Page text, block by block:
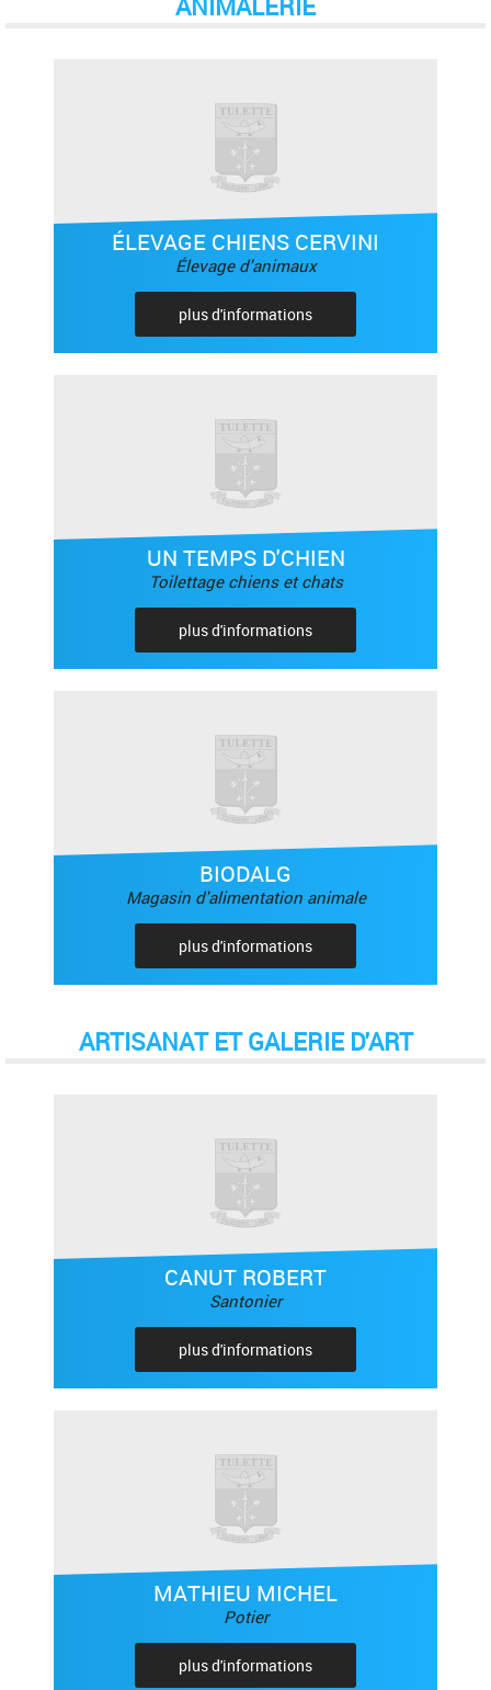
ÉLEVAGE CHIENS CERVINI
Élevage d'animaux
plus d'informations
UN TEMPS D'CHIEN
Toilettage chiens et chats
plus d'informations
BIODALG
Magasin d'alimentation animale
plus d'informations
ARTISANAT ET GALERIE D'ART
CANUT ROBERT
Santonier
plus d'informations
MATHIEU MICHEL
Potier
plus d'informations